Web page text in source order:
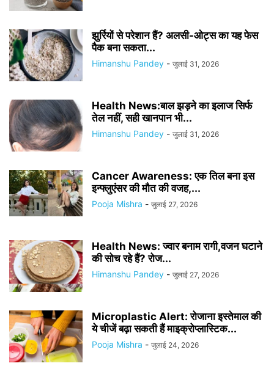
झुर्रियों से परेशान हैं? अलसी-ओट्स का यह फेस
पैक बना सकता...
Himanshu Pandey - जुलाई 31, 2026
Health News:बाल झड़ने का इलाज सिर्फ
तेल नहीं, सही खानपान भी...
Himanshu Pandey - जुलाई 31, 2026
Cancer Awareness: एक तिल बना इस
इन्फ्लुएंसर की मौत की वजह,...
Pooja Mishra - जुलाई 27, 2026
Health News: ज्वार बनाम रागी,वजन घटाने
की सोच रहे हैं? रोज...
Himanshu Pandey - जुलाई 27, 2026
Microplastic Alert: रोजाना इस्तेमाल की
ये चीजें बढ़ा सकती हैं माइक्रोप्लास्टिक...
Pooja Mishra - जुलाई 24, 2026